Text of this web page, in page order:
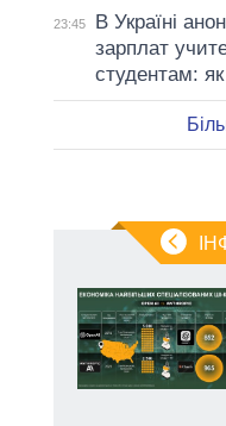
23:45
В Україні
зарплат
студентам: